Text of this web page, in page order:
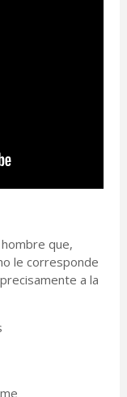
que,
le corresponde
a la